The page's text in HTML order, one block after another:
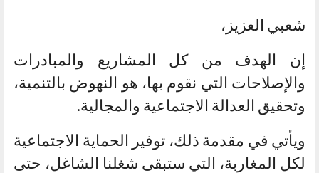
شعبي العزيز،
إن الهدف من كل المشاريع والمبادرات
والإصلاحات التي نقوم بها، هو النهوض بالتنمية،
وتحقيق العدالة الاجتماعية والمجالية.
ويأتي في مقدمة ذلك، توفير الحماية الاجتماعية
لكل المغاربة، التي ستبقى شغلنا الشاغل، حتى